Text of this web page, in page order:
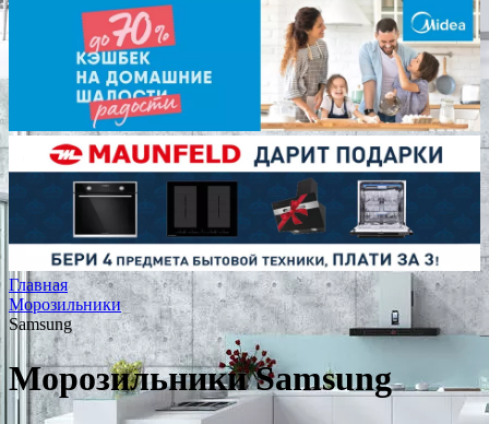
Главная
Морозильники
Samsung
Морозильники Samsung